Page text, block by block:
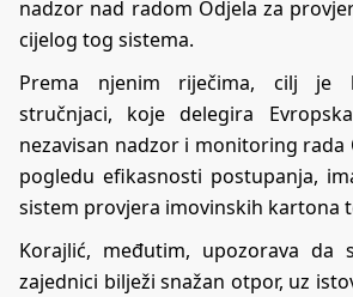
nadzor nad radom Odjela za
cijelog tog sistema.
Prema njenim riječima, cilj je
stručnjaci, koje delegira
nezavisan nadzor i monitoring rada
pogledu efikasnosti postupanja,
sistem provjera imovinskih kartona
Korajlić, međutim, upozorava da
zajednici bilježi snažan otpor, uz